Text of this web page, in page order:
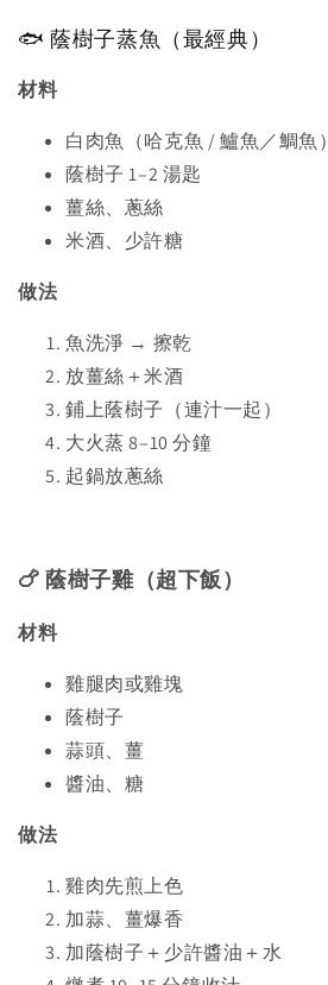
🐟 蔭樹子蒸魚（最經典）
材料
白肉魚（哈克魚 / 鱸魚／鯛魚）
蔭樹子 1–2 湯匙
薑絲、蔥絲
米酒、少許糖
做法
魚洗淨 → 擦乾
放薑絲＋米酒
鋪上蔭樹子（連汁一起）
大火蒸 8–10 分鐘
起鍋放蔥絲
🍗 蔭樹子雞（超下飯）
材料
雞腿肉或雞塊
蔭樹子
蒜頭、薑
醬油、糖
做法
雞肉先煎上色
加蒜、薑爆香
加蔭樹子＋少許醬油＋水